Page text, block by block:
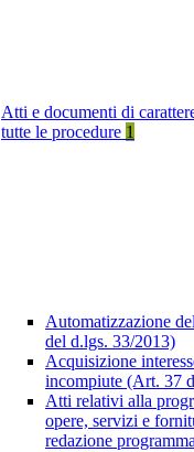
Atti e documenti di
tutte le procedure 1
Automatizzazione
del d.lgs. 33/2013)
Acquisizione
incompiute (Art. 37
Atti relativi alla
opere, servizi e
redazione